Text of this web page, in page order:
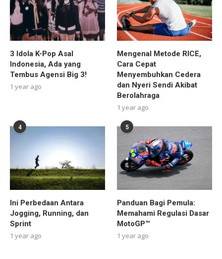
3 Idola K-Pop Asal
Indonesia, Ada yang
Tembus Agensi Big 3!
1 year ago
Mengenal Metode RICE,
Cara Cepat
Menyembuhkan Cedera
dan Nyeri Sendi Akibat
Berolahraga
1 year ago
4
Ini Perbedaan Antara
Jogging, Running, dan
Sprint
1 year ago
5
Panduan Bagi Pemula:
Memahami Regulasi Dasar
MotoGP™
1 year ago